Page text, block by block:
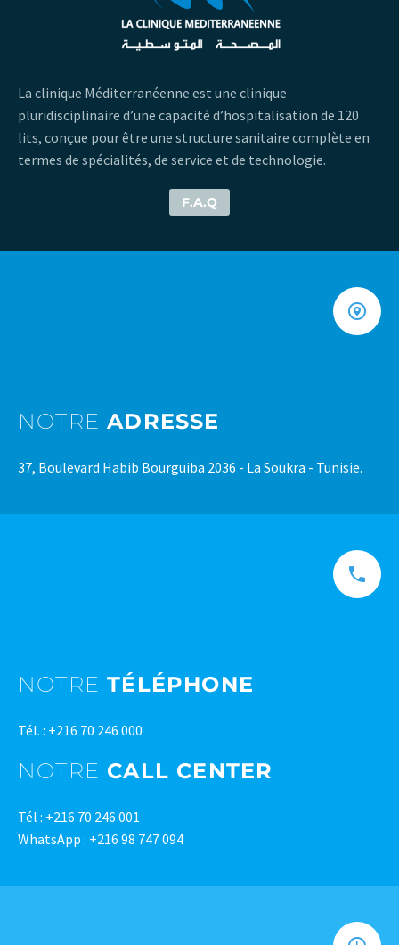
La clinique Méditerranéenne est une clinique
pluridisciplinaire d’une capacité d’hospitalisation de 120
lits, conçue pour être une structure sanitaire complète en
termes de spécialités, de service et de technologie.
F.A.Q
NOTRE ADRESSE
37, Boulevard Habib Bourguiba 2036 - La Soukra - Tunisie.
NOTRE TÉLÉPHONE
Tél. : +216 70 246 000
NOTRE CALL CENTER
Tél : +216 70 246 001
WhatsApp : +216 98 747 094